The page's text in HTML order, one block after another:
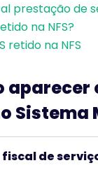
prestação de
na NFS?
retido na NFS
Sistema
de